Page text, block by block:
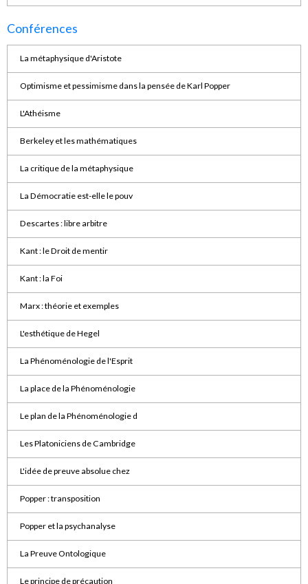
Conférences
La métaphysique d'Aristote
Optimisme et pessimisme dans la pensée de Karl Popper
L'Athéisme
Berkeley et les mathématiques
La critique de la métaphysique
La Démocratie est-elle le pouv
Descartes : libre arbitre
Kant : le Droit de mentir
Kant : la Foi
Marx : théorie et exemples
L'esthétique de Hegel
La Phénoménologie de l'Esprit
La place de la Phénoménologie
Le plan de la Phénoménologie d
Les Platoniciens de Cambridge
L'idée de preuve absolue chez
Popper : transposition
Popper et la psychanalyse
La Preuve Ontologique
Le principe de précaution